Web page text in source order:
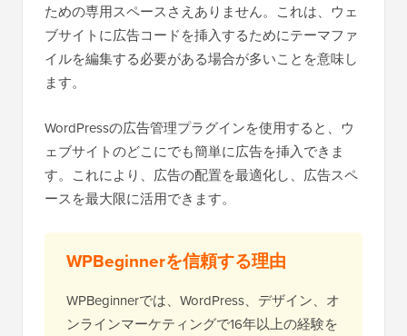
ための専用スペースさえありません。これは、ウェ
ブサイトに広告コードを挿入するためにテーマファ
イルを編集する必要がある場合が多いことを意味し
ます。
WordPressの広告管理プラグインを使用すると、ウ
ェブサイトのどこにでも簡単に広告を挿入できま
す。これにより、広告の配置を最適化し、広告スペ
ースを最大限に活用できます。
WPBeginnerを信頼する理由
WPBeginnerでは、WordPress、デザイン、オ
ンラインマーケティングで16年以上の経験を